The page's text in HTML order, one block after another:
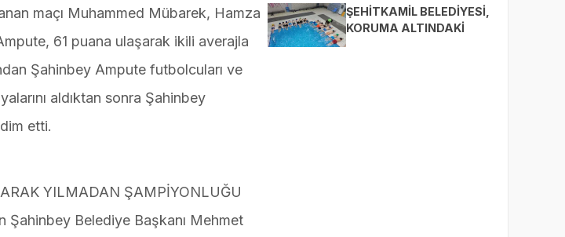
maçı Muhammed Mübarek, Hamza
61 puana ulaşarak ikili averajla
Şahinbey Ampute futbolcuları ve
aldıktan sonra Şahinbey
etti.
YILMADAN ŞAMPİYONLUĞU
Şahinbey Belediye Başkanı Mehmet
ŞEHİTKAMİL BELEDİYESİ,
KORUMA ALTINDAKİ